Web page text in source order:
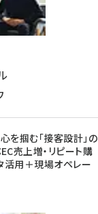
を掴む「接客設計」の
売上増・リピート購
活用＋現場オペレー